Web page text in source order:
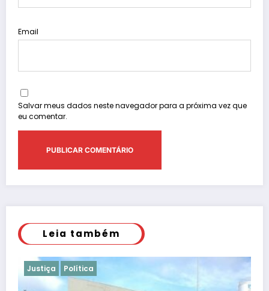
Email
Salvar meus dados neste navegador para a próxima vez que
eu comentar.
Leia também
Justiça Polícia